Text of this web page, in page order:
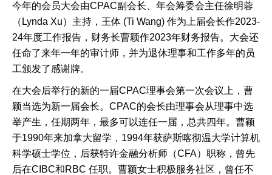
今年的会员大会由CPAC副会长、年会筹委会主任徐明蓉
（Lynda Xu）主持，王体 (Ti Wang) 作为上届会长作2023-
24年度工作报告，财务长曹颖作2023年财务报告。大会还
任命了来年一年的审计师，并为退休理事和工作多年的员
工颁发了感谢牌。
在大会后举行的新的一届CPAC理事会第一次会议上，曹
颖当选为新一届会长。CPAC的会长由理事会从理事中选
举产生，任期两年，最多可以连任一届，总共四年。曹颖
于1990年来加拿大留学，1994年获萨斯喀彻温大学计算机
科学硕士学位，后获特许金融分析师（CFA）职称，曾先
后在CIBC和RBC 任职。曹颖女士积极服务社区，曾任不